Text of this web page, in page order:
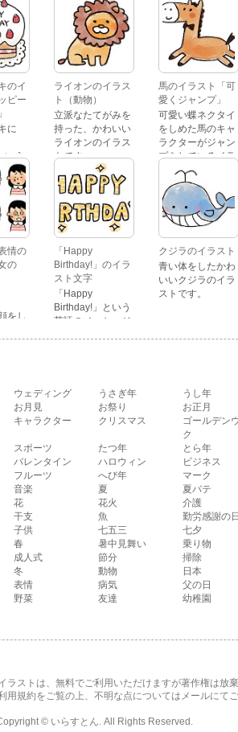
のイ
ピー
に
いう
た、
ケー
で
ライオンのイラス
ト（動物）
立派なたてがみを
持った、かわいい
ライオンのイラス
トです。
馬のイラスト「可
愛くジャンプ」
可愛い蝶ネクタイ
をしめた馬のキャ
ラクターがジャン
プをしているイラ
ストです。
情の
の
をし
てい
いる
る顔
「Happy
Birthday!」のイラ
スト文字
「Happy
Birthday!」という
英語のメッセージ
クジラのイラスト
青い体をしたかわ
いいクジラのイラ
ストです。
ウェディング うさぎ年 うし年
お月見 お祭り お正月
キャラクター クリスマス
ゴールデン
ク
スポーツ たつ年 とら年
バレンタイン ハロウィン ビジネス
フルーツ へび年 マーク
音楽 夏 夏バテ
花 花火 介護
干支 魚 勤労感謝の日
子供 七五三 七夕
春 暑中見舞い 乗り物
成人式 節分 掃除
冬 動物 日本
表情 病気 父の日
野菜 友達 幼稚園
ラストは、無料でご利用いただけますが著作権は放棄
用規約をご覧の上、不明な点についてはメールにてご
© いらすとん. All Rights Reserved.